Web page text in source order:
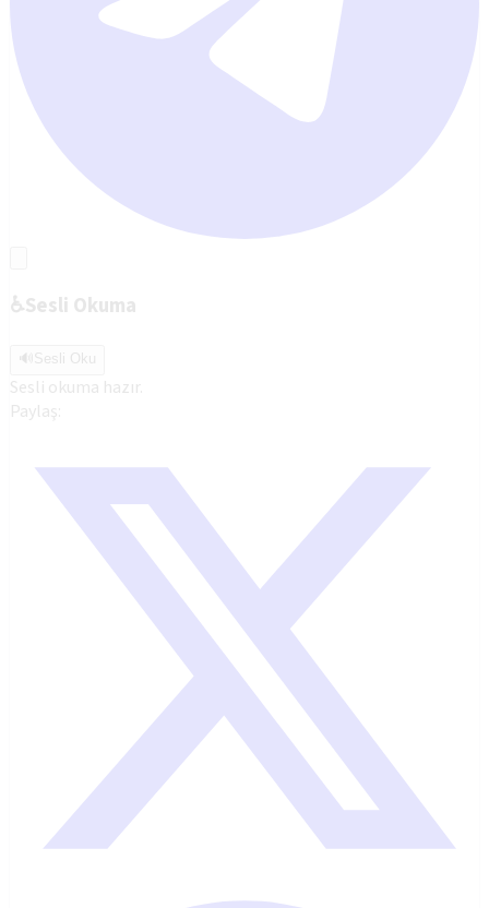
♿Sesli Okuma
🔊 Sesli Oku
Sesli okuma hazır.
Paylaş: